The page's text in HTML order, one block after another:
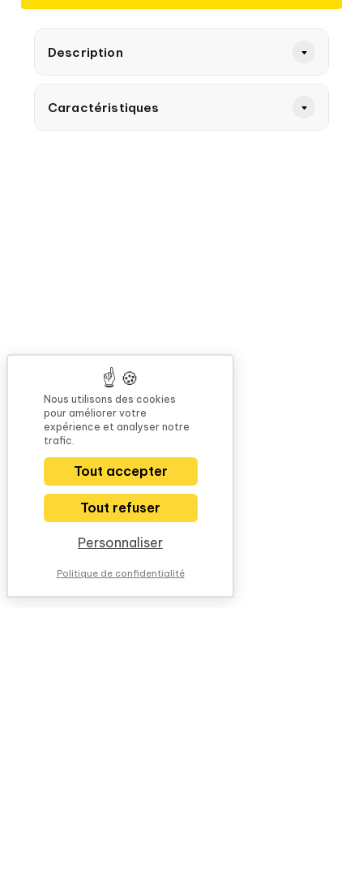
Description
Caractéristiques
Nous utilisons des cookies
pour améliorer votre
expérience et analyser notre
trafic.
Tout accepter
Tout refuser
Personnaliser
Politique de confidentialité